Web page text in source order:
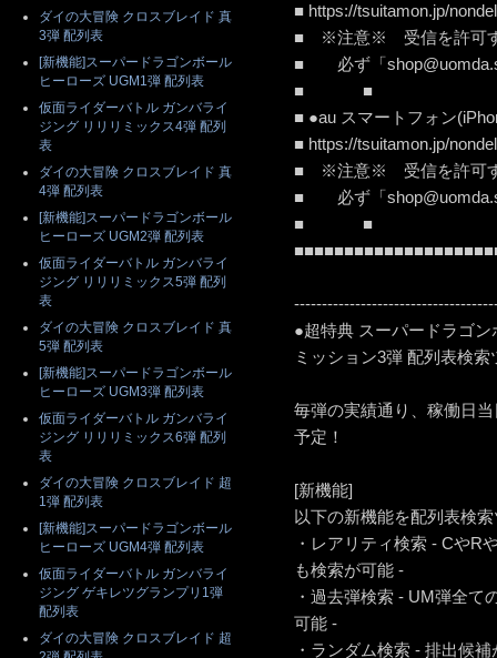
■ https://tsuitamon.jp/
■ ※注意※ 受信を許
■ 必ず「
■ ■
■ ●au スマートフォン
■ https://tsuitamon.jp/
■ ※注意※ 受信を許
■ 必ず「
■ ■
●超特典 スーパードラゴ
ミッション3弾 配列表検索
毎弾の実績通り、稼働日
予定！
[新機能]
以下の新機能を配列表検
・レアリティ検索 - CやR
も検索が可能 -
・過去弾検索 - UM弾全て
可能 -
・ランダム検索 - 排出候
ダイの大冒険 クロスブレイド 真
3弾 配列表
[新機能]スーパードラゴンボール
ヒーローズ UGM1弾 配列表
仮面ライダーバトル ガンバライ
ジング リリリミックス4弾 配列
表
ダイの大冒険 クロスブレイド 真
4弾 配列表
[新機能]スーパードラゴンボール
ヒーローズ UGM2弾 配列表
仮面ライダーバトル ガンバライ
ジング リリリミックス5弾 配列
表
ダイの大冒険 クロスブレイド 真
5弾 配列表
[新機能]スーパードラゴンボール
ヒーローズ UGM3弾 配列表
仮面ライダーバトル ガンバライ
ジング リリリミックス6弾 配列
表
ダイの大冒険 クロスブレイド 超
1弾 配列表
[新機能]スーパードラゴンボール
ヒーローズ UGM4弾 配列表
仮面ライダーバトル ガンバライ
ジング ゲキレツグランプリ1弾
配列表
ダイの大冒険 クロスブレイド 超